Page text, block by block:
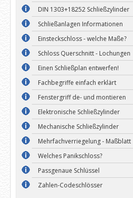
DIN 1303+18252 Schließzylinder
Schließanlagen Informationen
Einsteckschloss - welche Maße?
Schloss Querschnitt - Lochungen
Einen Schließplan entwerfen!
Fachbegriffe einfach erklärt
Fenstergriff de- und montieren
Elektronische Schließzylinder
Mechanische Schließzylinder
Mehrfachverriegelung - Maßblatt
Welches Panikschloss?
Passgenaue Schlüssel
Zahlen-Codeschlösser